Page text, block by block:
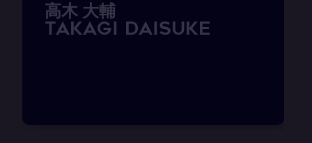
高木 大輔
TAKAGI Daisuke